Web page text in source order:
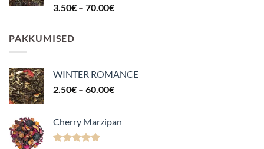
Hinnanguga
3.50€ – 70.00€Hinnavahemik:
PAKKUMISED
WINTER ROMANCE
2.50€ – 60.00€Hinnavahemik:
60.00€
Cherry Marzipan